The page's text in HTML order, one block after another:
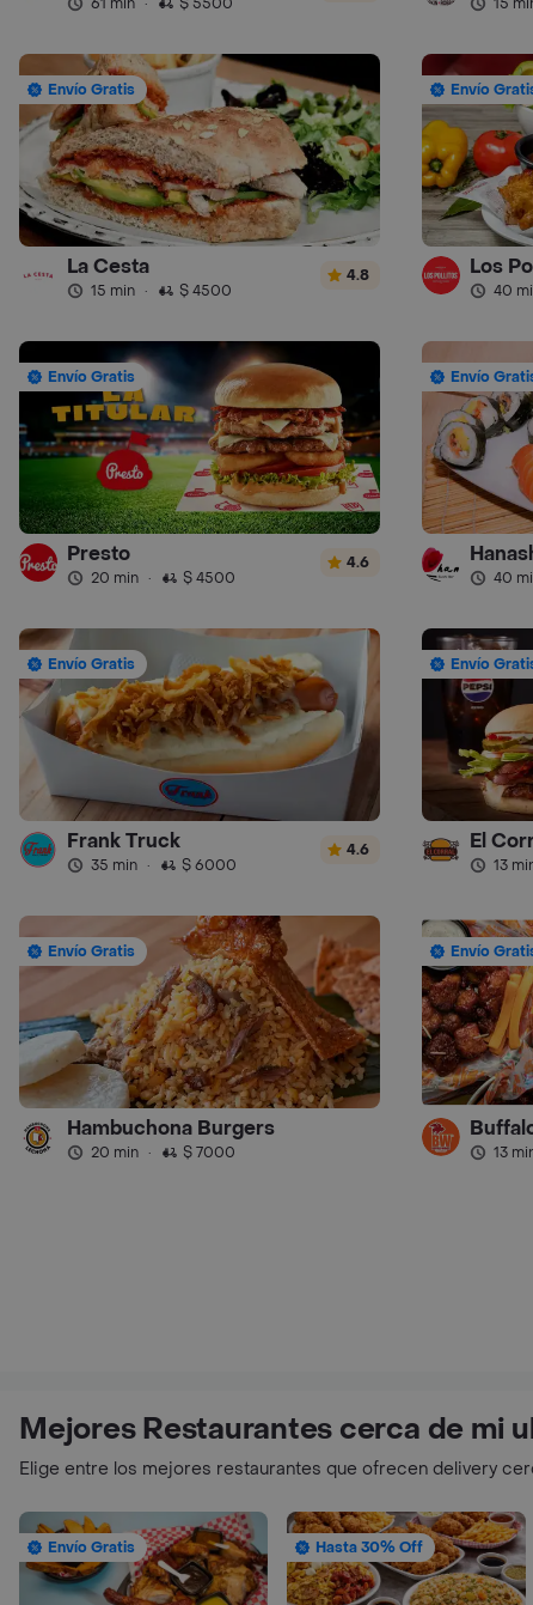
Envío Gratis
La Cesta
15 min · $ 4500
4.8
Envío
Los
40
Envío Gratis
Presto
20 min · $ 4500
4.6
Envío
40
Envío Gratis
Frank Truck
35 min · $ 6000
4.6
Envío
El
13
Envío Gratis
Hambuchona Burgers
20 min · $ 7000
Envío
13
Mejores Restaurantes cerca de mi
Elige entre los mejores restaurantes que ofrecen delivery
Envío Gratis Hasta 30% Off